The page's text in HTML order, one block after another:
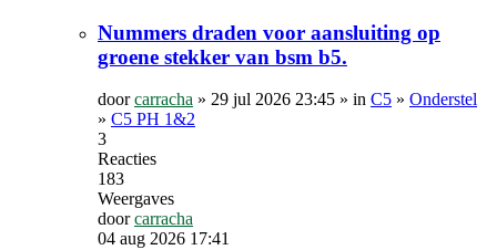
Nummers draden voor aansluiting op
groene stekker van bsm b5.
doorcarracha » 29 jul 2026 23:45 » in C5 » Onderstel
» C5 PH 1&2
3
Reacties
183
Weergaves
doorcarracha
04 aug 2026 17:41